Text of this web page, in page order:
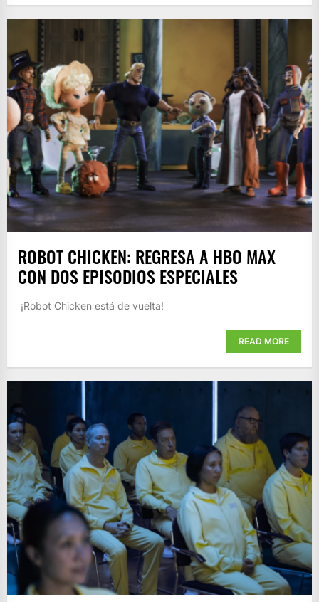
ROBOT CHICKEN: REGRESA A HBO MAX
CON DOS EPISODIOS ESPECIALES
¡Robot Chicken está de vuelta!
READ MORE